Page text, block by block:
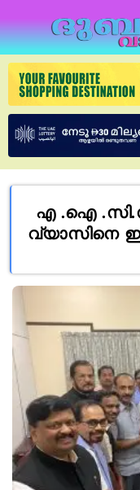
എ .ഐ
വ്യാസിനെ